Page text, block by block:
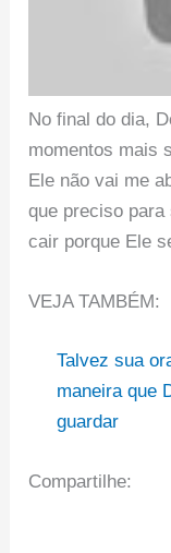
No final do dia,
momentos mais
Ele não vai me
que preciso
cair porque Ele
VEJA TAMBÉM:
Talvez sua
maneira que
guardar
Compartilhe: